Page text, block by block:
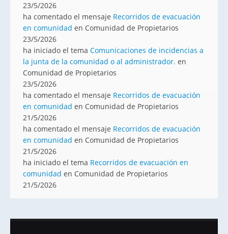
23/5/2026
ha comentado el mensaje Recorridos de evacuación
en comunidad en Comunidad de Propietarios
23/5/2026
ha iniciado el tema Comunicaciones de incidencias a
la junta de la comunidad o al administrador. en
Comunidad de Propietarios
23/5/2026
ha comentado el mensaje Recorridos de evacuación
en comunidad en Comunidad de Propietarios
21/5/2026
ha comentado el mensaje Recorridos de evacuación
en comunidad en Comunidad de Propietarios
21/5/2026
ha iniciado el tema Recorridos de evacuación en
comunidad en Comunidad de Propietarios
21/5/2026